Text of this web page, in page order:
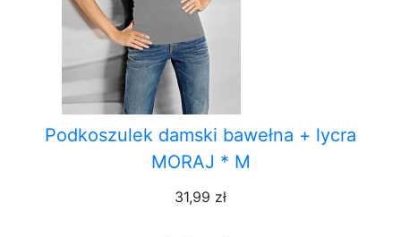
Podkoszulek damski bawełna + lycra
MORAJ * M
31,99 zł